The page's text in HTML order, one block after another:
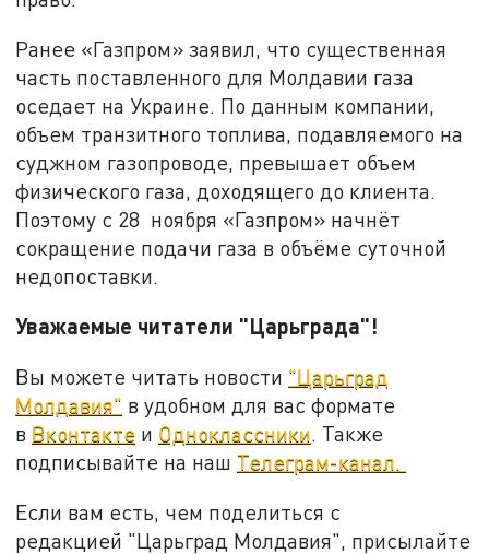
Ранее «Газпром» заявил, что существенная
часть поставленного для Молдавии газа
оседает на Украине. По данным компании,
объем транзитного топлива, подавляемого на
суджном газопроводе, превышает объем
физического газа, доходящего до клиента.
Поэтому с 28 ноября «Газпром» начнёт
сокращение подачи газа в объёме суточной
недопоставки.
Уважаемые читатели "Царьграда"!
Вы можете читать новости "Царьград
Молдавия" в удобном для вас формате
в Вконтакте и Одноклассники. Также
подписывайте на наш Телеграм-канал.
Если вам есть, чем поделиться с
редакцией "Царьград Молдавия", присылайте